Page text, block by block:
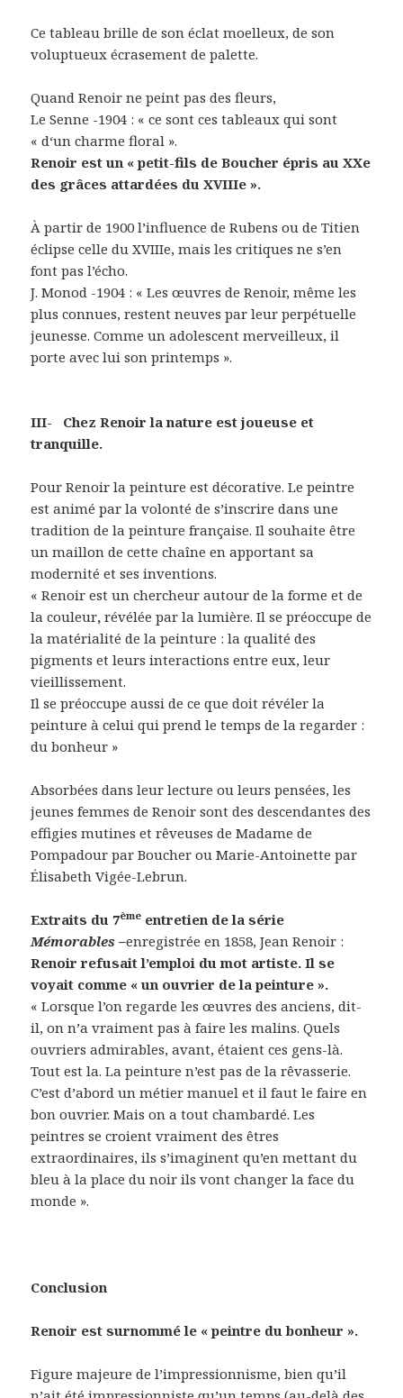
Ce tableau brille de son éclat moelleux, de son
voluptueux écrasement de palette.
Quand Renoir ne peint pas des fleurs,
Le Senne -1904 : « ce sont ces tableaux qui sont
« d‘un charme floral ».
Renoir est un « petit-fils de Boucher épris au XXe
des grâces attardées du XVIIIe ».
À partir de 1900 l’influence de Rubens ou de Titien
éclipse celle du XVIIIe, mais les critiques ne s’en
font pas l’écho.
J. Monod -1904 : « Les œuvres de Renoir, même les
plus connues, restent neuves par leur perpétuelle
jeunesse. Comme un adolescent merveilleux, il
porte avec lui son printemps ».
III- Chez Renoir la nature est joueuse et
tranquille.
Pour Renoir la peinture est décorative. Le peintre
est animé par la volonté de s’inscrire dans une
tradition de la peinture française. Il souhaite être
un maillon de cette chaîne en apportant sa
modernité et ses inventions.
« Renoir est un chercheur autour de la forme et de
la couleur,révélée par la lumière. Il se préoccupe de
la matérialité de la peinture : la qualité des
pigments et leurs interactions entre eux, leur
vieillissement.
Il se préoccupe aussi de ce que doit révéler la
peinture à celui qui prend le temps de la regarder :
du bonheur »
Absorbées dans leur lecture ou leurs pensées, les
jeunes femmes de Renoir sont des descendantes des
effigies mutines et rêveuses de Madame de
Pompadour par Boucher ou Marie-Antoinette par
Élisabeth Vigée-Lebrun.
Extraits du 7ème entretien de la série
Mémorables –enregistrée en 1858, Jean Renoir :
Renoir refusait l’emploi du mot artiste. Il se
voyait comme « un ouvrier de la peinture ».
« Lorsque l’on regarde les œuvres des anciens, dit-
il, on n’a vraiment pas à faire les malins. Quels
ouvriers admirables, avant, étaient ces gens-là.
Tout est la. La peinture n’est pas de la rêvasserie.
C’est d’abord un métier manuel et il faut le faire en
bon ouvrier. Mais on a tout chambardé. Les
peintres se croient vraiment des êtres
extraordinaires, ils s’imaginent qu’en mettant du
bleu à la place du noir ils vont changer la face du
monde ».
Conclusion
Renoir est surnommé le « peintre du bonheur ».
Figure majeure de l’impressionnisme, bien qu’il